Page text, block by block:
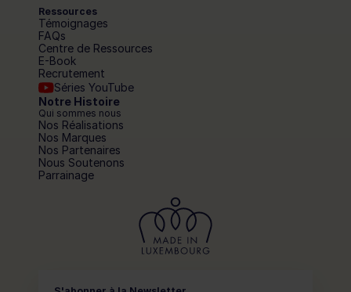
Ressources
Témoignages
FAQs
Centre de Ressources
E-Book
Recrutement
Séries YouTube
Notre Histoire
Qui sommes nous
Nos Réalisations
Nos Marques
Nos Partenaires
Nous Soutenons
Parrainage